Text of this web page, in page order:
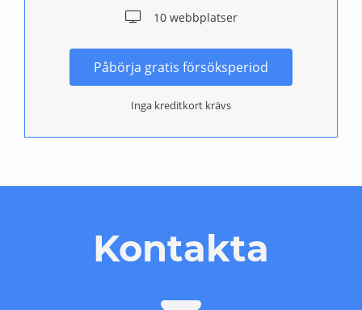
10 webbplatser
Påbörja gratis försöksperiod
Inga kreditkort krävs
Kontakta